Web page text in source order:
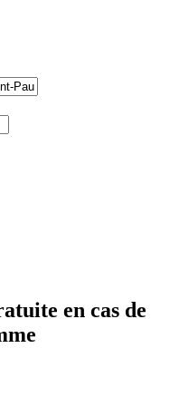
en cas de